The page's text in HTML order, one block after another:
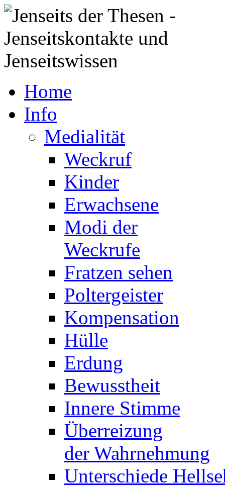
Home
Info
Medialität
Weckruf
Kinder
Erwachsene
Modi der
Weckrufe
Fratzen sehen
Poltergeister
Kompensation
Hülle
Erdung
Bewusstheit
Innere Stimme
Überreizung
der Wahrnehmung
Unterschiede